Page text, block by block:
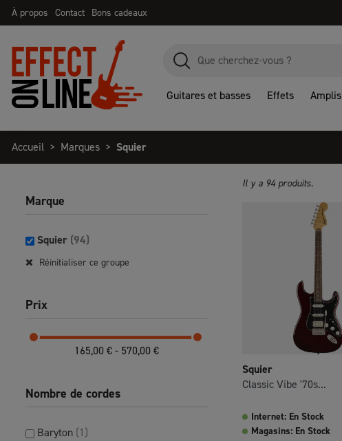
À propos Contact Bons cadeaux
Guitares et basses Effets Amplis
Accueil Marques Squier
Marque
Squier (94)
Réinitialiser ce groupe
Prix
165,00 € - 570,00 €
Nombre de cordes
Baryton (1)
Il y a 94 produits.
Squier
Classic Vibe '70s...
Internet: En Stock
Magasins: En Stock